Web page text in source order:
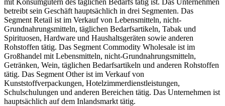
betreibt sein Geschäft hauptsächlich in drei Segmenten. Das
Segment Retail ist im Verkauf von Lebensmitteln, nicht-
Grundnahrungsmitteln, täglichen Bedarfsartikeln, Tabak und
Spirituosen, Hardware und Haushaltsgeräten sowie anderen
Rohstoffen tätig. Das Segment Commodity Wholesale ist im
Großhandel mit Lebensmitteln, nicht-Grundnahrungsmitteln,
Getränken, Wein, täglichen Bedarfsartikeln und anderen Rohstoffen
tätig. Das Segment Other ist im Verkauf von
Kunststoffverpackungen, Hotelzimmerdienstleistungen,
Schulschulungen und anderen Bereichen tätig. Das Unternehmen ist
hauptsächlich auf dem Inlandsmarkt tätig.